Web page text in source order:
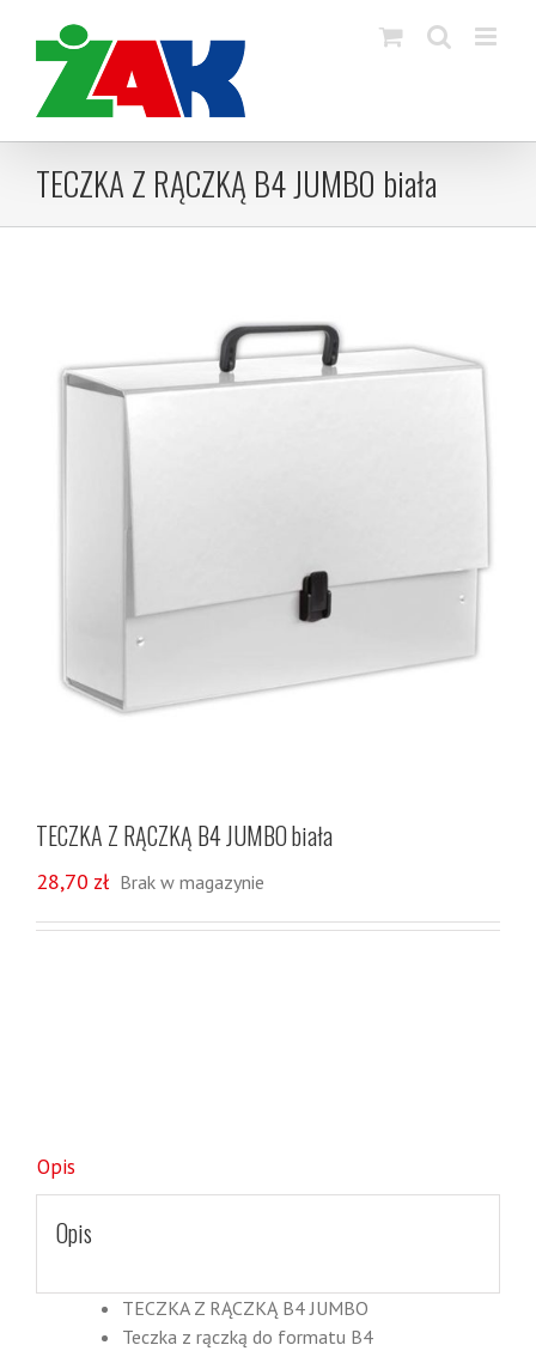
content
TECZKA Z RĄCZKĄ B4 JUMBO biała
TECZKA Z RĄCZKĄ B4 JUMBO biała
28,70 zł Brak w magazynie
Opis
Opis
TECZKA Z RĄCZKĄ B4 JUMBO
Teczka z rączką do formatu B4